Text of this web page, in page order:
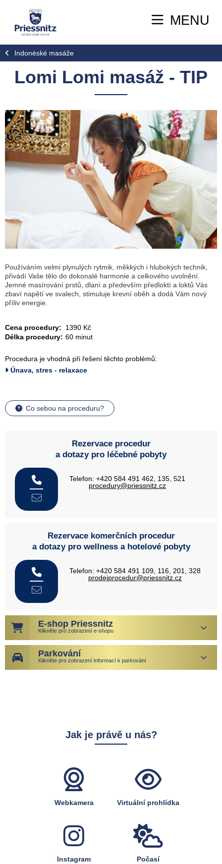
MENU
Indonéské masáže
Lomi Lomi masáž - TIP
Používáním velmi plynulých rytmik, měkkých i hlubokých technik,
přivádí Vaše tělo do dokonalé harmonie a celkového uvolnění.
Jemné masírování prstů, dlaní a především předloktí a loktů Vás
zbaví napětí ve svalech, stimuluje krevní oběh a dodá Vám nový
příliv energie.
Cena procedury:
1390 Kč
Délka procedury: 60 minut
Procedura je vhodná při řešení těchto problémů:
Únava, stres - relaxace
Co sebou na proceduru?
Rezervace procedur
a dotazy pro léčebné pobyty
Telefon: +420 584 491 462, 135, 521
procedury@priessnitz.cz
Rezervace komerčních procedur
a dotazy pro wellness a hotelové pobyty
Telefon: +420 584 491 109, 116, 201, 328
prodejprocedur@priessnitz.cz
E-shop Priessnitz
Klikněte pro zobrazení e-shopu
Parkování
Klikněte pro zobrazení informací k parkování
Jak je právě u nás?
Webkamera Virtuální prohlídka
Instagram Počasí